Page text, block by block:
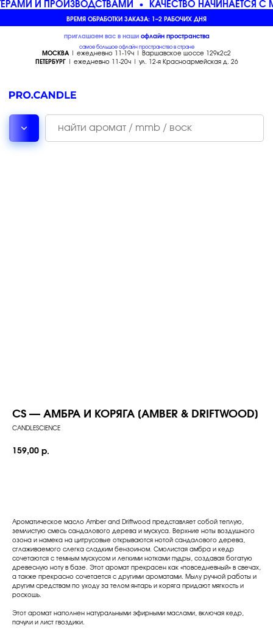
И ПРОИЗВОДСТВАМИ КАЧЕСТВО НАЧИНАЕТСЯ С
ВРЕМЯ ОБРАБОТКИ ЗАКАЗА: 1–2 РАБОЧИХ ДНЯ
приглашаем вас в наши офлайн пространства
самое большое офлайн пространство в стране
МОСКВА| ежедневно 11-19ч | Варшавское шоссе 129к2с2
ПЕТЕРБУРГ| ежедневно 11-20ч | ул. 12-я Красноармейская д. 26
CS — АМБРА И КОРЯГА [AMBER & DRIFTWOOD]
CANDLESCIENCE
159,00 р.
Ароматическое масло Amber and Driftwood представляет собой теплую,
землистую смесь сандалового дерева и мускуса. Верхние ноты воздушного
озона и намека на цитрусовые открываются нотой сандалового дерева,
сглаживаемого слегка сладким бензоином. Смолистая амбра и кедр
сочетаются с темным мускусом и легкими нотками пудры, создавая богатую
древесную ноту в базе. Этот аромат прекрасен как «повседневный» в свечах,
а также прекрасно сочетается с другими ароматами. Мылу ручной работы и
другим средствам по уходу за телом янтарь и коряга придают мягкость и
роскошь.
Этот аромат наполнен натуральными эфирными маслами, включая кедр,
пачули и лист гвоздики.